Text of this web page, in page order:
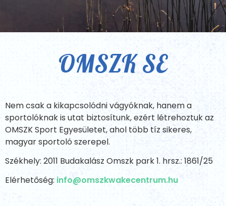
OMSZK SE
Nem csak a kikapcsolódni vágyóknak, hanem a
sportolóknak is utat biztosítunk, ezért létrehoztuk az
OMSZK Sport Egyesületet, ahol több tíz sikeres,
magyar sportoló szerepel.
Székhely: 2011 Budakalász Omszk park 1. hrsz.: 1861/25
Elérhetőség: info@omszkwakecentrum.hu